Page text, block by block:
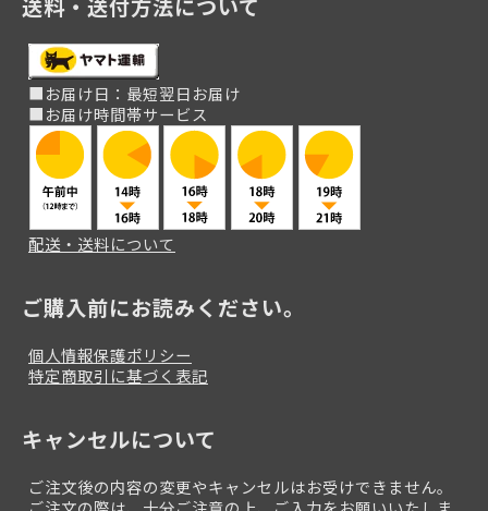
送料・送付方法について
■お届け日：最短翌日お届け
■お届け時間帯サービス
配送・送料について
ご購入前にお読みください。
個人情報保護ポリシー
特定商取引に基づく表記
キャンセルについて
ご注文後の内容の変更やキャンセルはお受けできません。